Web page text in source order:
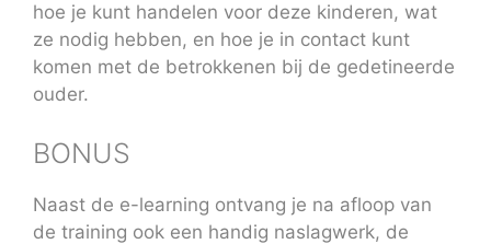
hoe je kunt handelen voor deze kinderen, wat
ze nodig hebben, en hoe je in contact kunt
komen met de betrokkenen bij de gedetineerde
ouder.
BONUS
Naast de e-learning ontvang je na afloop van
de training ook een handig naslagwerk, de